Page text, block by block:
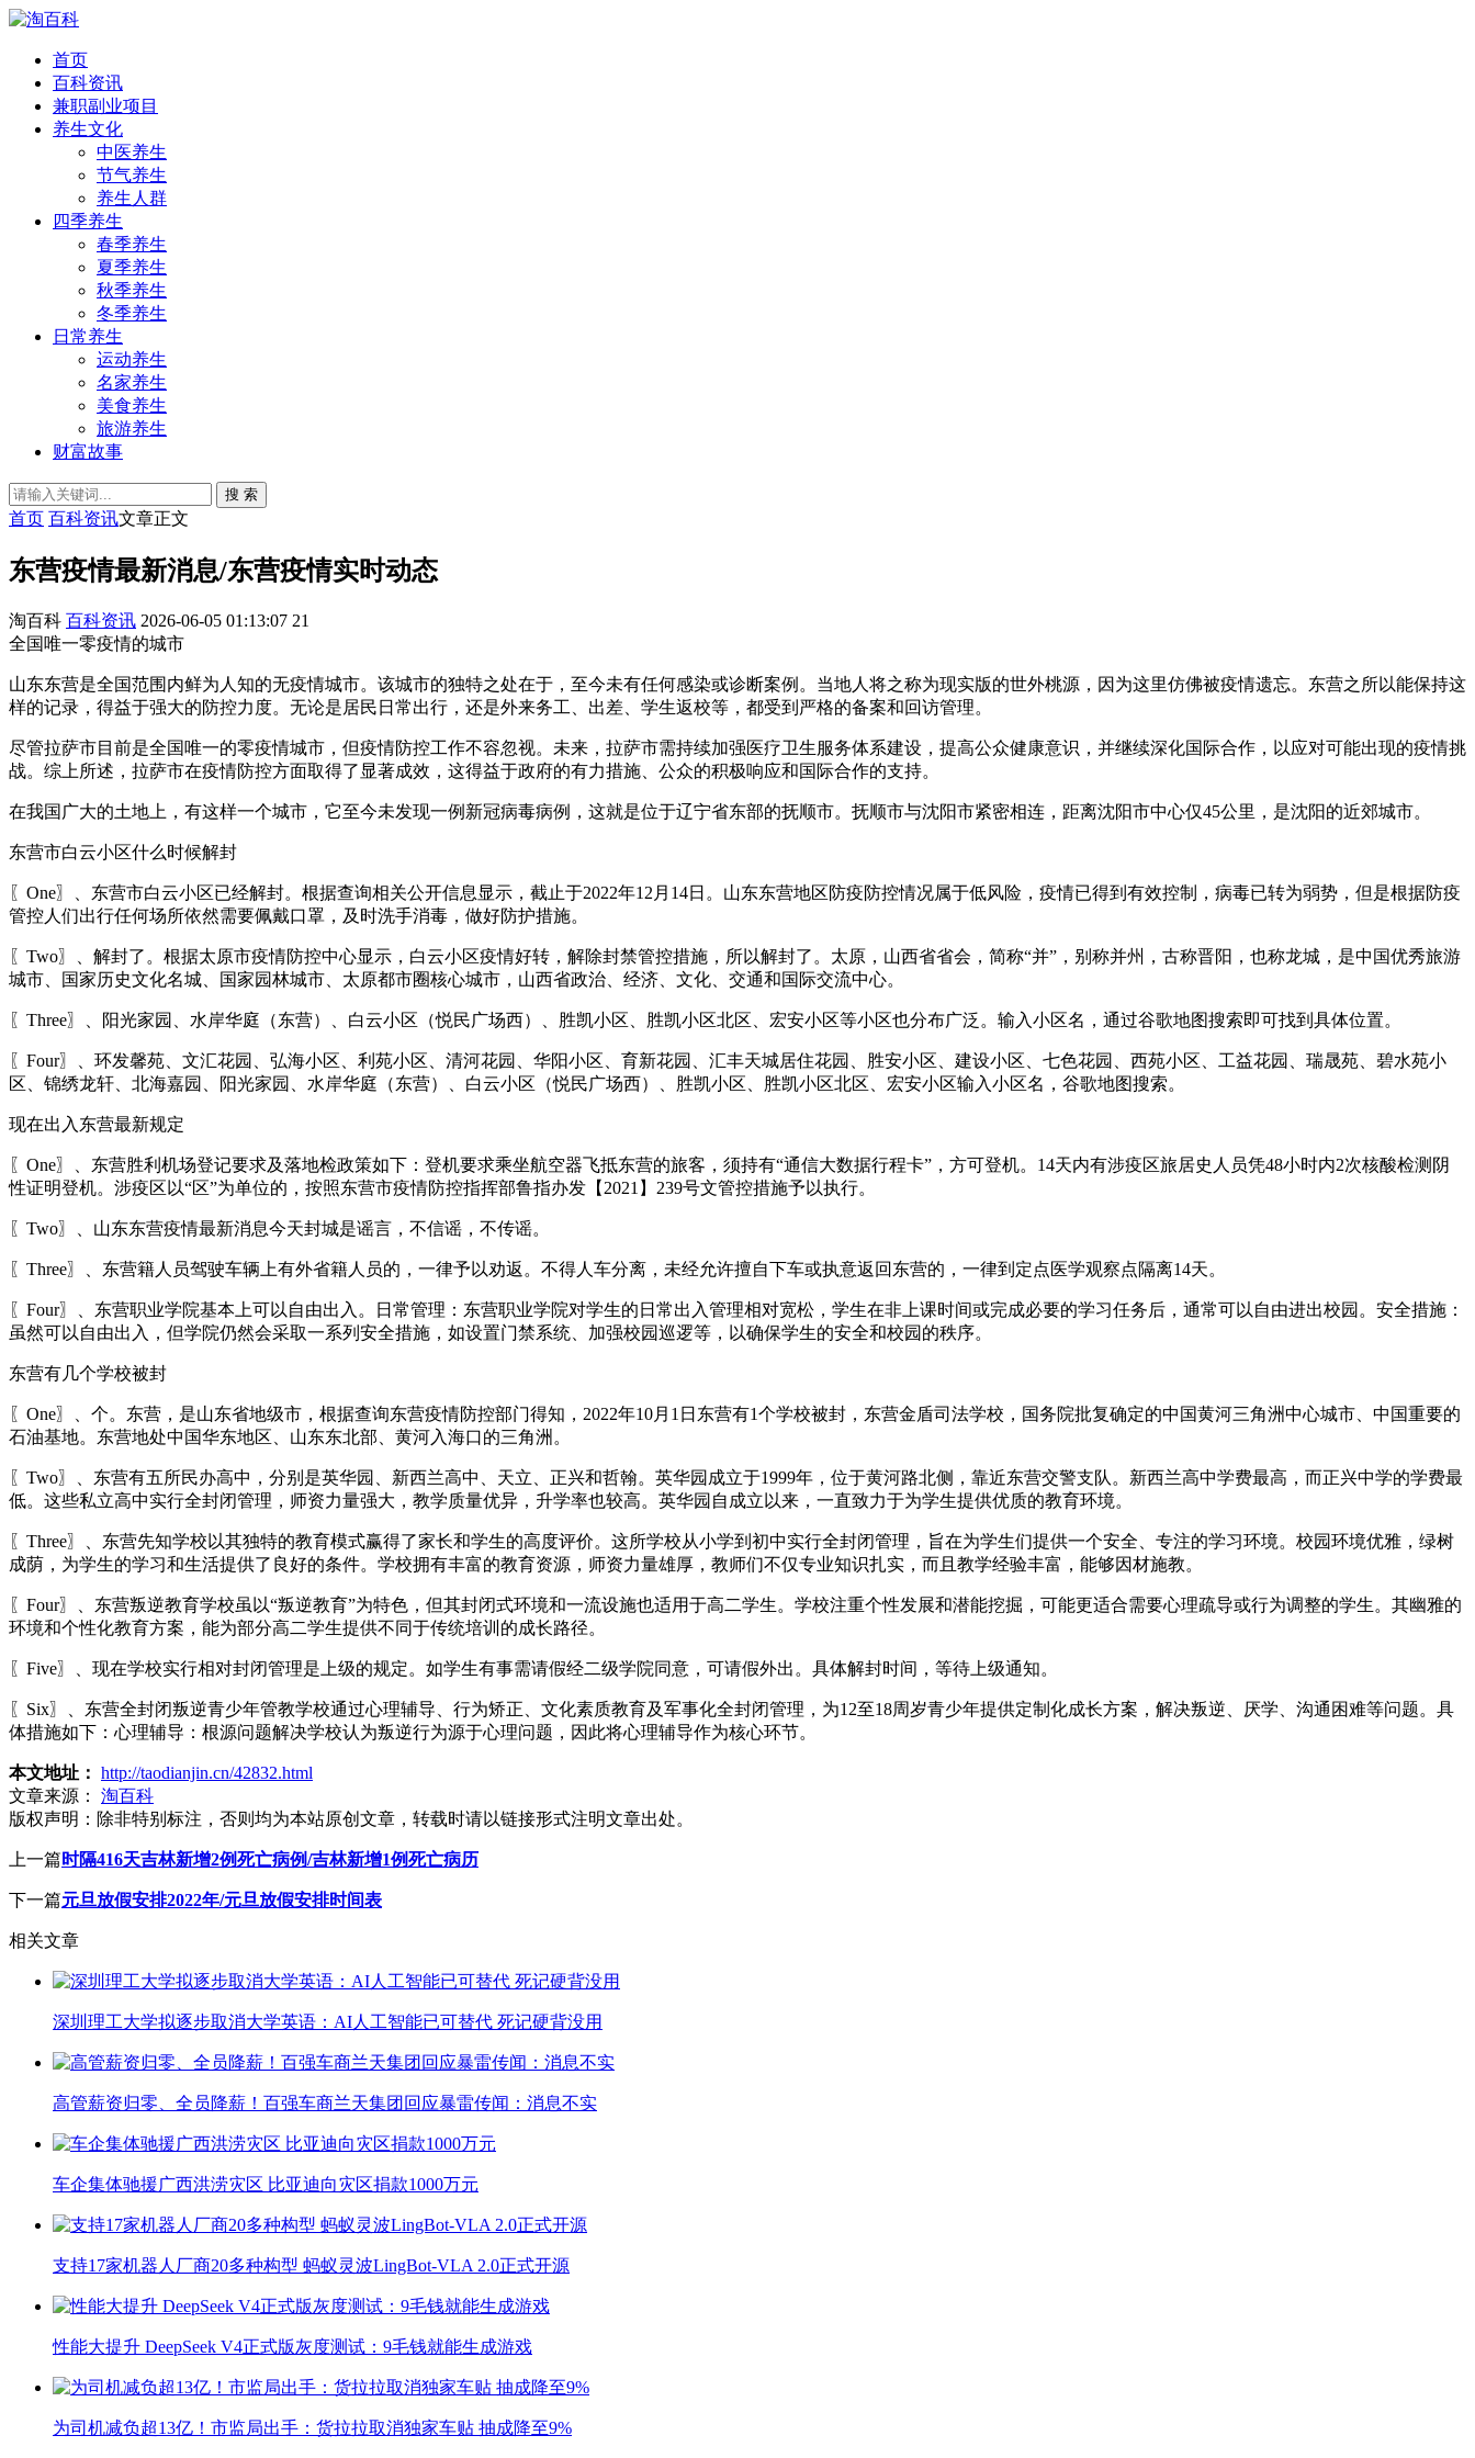
首页
百科资讯
兼职副业项目
养生文化
中医养生
节气养生
养生人群
四季养生
春季养生
夏季养生
秋季养生
冬季养生
日常养生
运动养生
名家养生
美食养生
旅游养生
财富故事
搜 索
首页 百科资讯文章正文
东营疫情最新消息/东营疫情实时动态
淘百科 百科资讯 2026-06-05 01:13:07 21
全国唯一零疫情的城市
山东东营是全国范围内鲜为人知的无疫情城市。该城市的独特之处在于，至今未有任何感染或诊断案例。当地人将之称为现实版的世外桃源，因为这里仿佛被疫情遗忘。东营之所以能保持这
样的记录，得益于强大的防控力度。无论是居民日常出行，还是外来务工、出差、学生返校等，都受到严格的备案和回访管理。
尽管拉萨市目前是全国唯一的零疫情城市，但疫情防控工作不容忽视。未来，拉萨市需持续加强医疗卫生服务体系建设，提高公众健康意识，并继续深化国际合作，以应对可能出现的疫情挑
战。综上所述，拉萨市在疫情防控方面取得了显著成效，这得益于政府的有力措施、公众的积极响应和国际合作的支持。
在我国广大的土地上，有这样一个城市，它至今未发现一例新冠病毒病例，这就是位于辽宁省东部的抚顺市。抚顺市与沈阳市紧密相连，距离沈阳市中心仅45公里，是沈阳的近郊城市。
东营市白云小区什么时候解封
〖One〗、东营市白云小区已经解封。根据查询相关公开信息显示，截止于2022年12月14日。山东东营地区防疫防控情况属于低风险，疫情已得到有效控制，病毒已转为弱势，但是根据防疫
管控人们出行任何场所依然需要佩戴口罩，及时洗手消毒，做好防护措施。
〖Two〗、解封了。根据太原市疫情防控中心显示，白云小区疫情好转，解除封禁管控措施，所以解封了。太原，山西省省会，简称“并”，别称并州，古称晋阳，也称龙城，是中国优秀旅游
城市、国家历史文化名城、国家园林城市、太原都市圈核心城市，山西省政治、经济、文化、交通和国际交流中心。
〖Three〗、阳光家园、水岸华庭（东营）、白云小区（悦民广场西）、胜凯小区、胜凯小区北区、宏安小区等小区也分布广泛。输入小区名，通过谷歌地图搜索即可找到具体位置。
〖Four〗、环发馨苑、文汇花园、弘海小区、利苑小区、清河花园、华阳小区、育新花园、汇丰天城居住花园、胜安小区、建设小区、七色花园、西苑小区、工益花园、瑞晟苑、碧水苑小
区、锦绣龙轩、北海嘉园、阳光家园、水岸华庭（东营）、白云小区（悦民广场西）、胜凯小区、胜凯小区北区、宏安小区输入小区名，谷歌地图搜索。
现在出入东营最新规定
〖One〗、东营胜利机场登记要求及落地检政策如下：登机要求乘坐航空器飞抵东营的旅客，须持有“通信大数据行程卡”，方可登机。14天内有涉疫区旅居史人员凭48小时内2次核酸检测阴
性证明登机。涉疫区以“区”为单位的，按照东营市疫情防控指挥部鲁指办发【2021】239号文管控措施予以执行。
〖Two〗、山东东营疫情最新消息今天封城是谣言，不信谣，不传谣。
〖Three〗、东营籍人员驾驶车辆上有外省籍人员的，一律予以劝返。不得人车分离，未经允许擅自下车或执意返回东营的，一律到定点医学观察点隔离14天。
〖Four〗、东营职业学院基本上可以自由出入。日常管理：东营职业学院对学生的日常出入管理相对宽松，学生在非上课时间或完成必要的学习任务后，通常可以自由进出校园。安全措施：
虽然可以自由出入，但学院仍然会采取一系列安全措施，如设置门禁系统、加强校园巡逻等，以确保学生的安全和校园的秩序。
东营有几个学校被封
〖One〗、个。东营，是山东省地级市，根据查询东营疫情防控部门得知，2022年10月1日东营有1个学校被封，东营金盾司法学校，国务院批复确定的中国黄河三角洲中心城市、中国重要的
石油基地。东营地处中国华东地区、山东东北部、黄河入海口的三角洲。
〖Two〗、东营有五所民办高中，分别是英华园、新西兰高中、天立、正兴和哲翰。英华园成立于1999年，位于黄河路北侧，靠近东营交警支队。新西兰高中学费最高，而正兴中学的学费最
低。这些私立高中实行全封闭管理，师资力量强大，教学质量优异，升学率也较高。英华园自成立以来，一直致力于为学生提供优质的教育环境。
〖Three〗、东营先知学校以其独特的教育模式赢得了家长和学生的高度评价。这所学校从小学到初中实行全封闭管理，旨在为学生们提供一个安全、专注的学习环境。校园环境优雅，绿树
成荫，为学生的学习和生活提供了良好的条件。学校拥有丰富的教育资源，师资力量雄厚，教师们不仅专业知识扎实，而且教学经验丰富，能够因材施教。
〖Four〗、东营叛逆教育学校虽以“叛逆教育”为特色，但其封闭式环境和一流设施也适用于高二学生。学校注重个性发展和潜能挖掘，可能更适合需要心理疏导或行为调整的学生。其幽雅的
环境和个性化教育方案，能为部分高二学生提供不同于传统培训的成长路径。
〖Five〗、现在学校实行相对封闭管理是上级的规定。如学生有事需请假经二级学院同意，可请假外出。具体解封时间，等待上级通知。
〖Six〗、东营全封闭叛逆青少年管教学校通过心理辅导、行为矫正、文化素质教育及军事化全封闭管理，为12至18周岁青少年提供定制化成长方案，解决叛逆、厌学、沟通困难等问题。具
体措施如下：心理辅导：根源问题解决学校认为叛逆行为源于心理问题，因此将心理辅导作为核心环节。
本文地址： http://taodianjin.cn/42832.html
文章来源：
淘百科
版权声明： 除非特别标注，否则均为本站原创文章，转载时请以链接形式注明文章出处。
上一篇 时隔416天吉林新增2例死亡病例/吉林新增1例死亡病历
下一篇元旦放假安排2022年/元旦放假安排时间表
相关文章
深圳理工大学拟逐步取消大学英语：AI人工智能已可替代 死记硬背没用
高管薪资归零、全员降薪！百强车商兰天集团回应暴雷传闻：消息不实
车企集体驰援广西洪涝灾区 比亚迪向灾区捐款1000万元
支持17家机器人厂商20多种构型 蚂蚁灵波LingBot-VLA 2.0正式开源
性能大提升 DeepSeek V4正式版灰度测试：9毛钱就能生成游戏
为司机减负超13亿！市监局出手：货拉拉取消独家车贴 抽成降至9%